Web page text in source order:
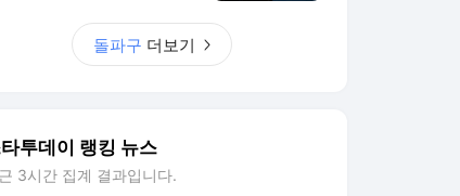
돌파구 더보기
투데이 랭킹 뉴스
3시간 집계 결과입니다.